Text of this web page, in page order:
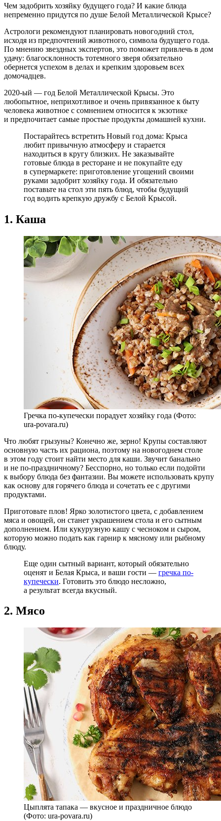
Чем задобрить хозяйку будущего года? И какие блюда
непременно придутся по душе Белой Металлической Крысе?
Астрологи рекомендуют планировать новогодний стол,
исходя из предпочтений животного, символа будущего года.
По мнению звездных экспертов, это поможет привлечь в дом
удачу: благосклонность тотемного зверя обязательно
обернется успехом в делах и крепким здоровьем всех
домочадцев.
2020-ый — год Белой Металлической Крысы. Это
любопытное, неприхотливое и очень привязанное к быту
человека животное с сомнением относится к экзотике
и предпочитает самые простые продукты домашней кухни.
Постарайтесь встретить Новый год дома: Крыса
любит привычную атмосферу и старается
находиться в кругу близких. Не заказывайте
готовые блюда в ресторане и не покупайте еду
в супермаркете: приготовление угощений своими
руками задобрит хозяйку года. И обязательно
поставьте на стол эти пять блюд, чтобы будущий
год водить крепкую дружбу с Белой Крысой.
1. Каша
Гречка по-купечески порадует хозяйку года (Фото:
ura-povara.ru)
Что любят грызуны? Конечно же, зерно! Крупы составляют
основную часть их рациона, поэтому на новогоднем столе
в этом году стоит найти место для каши. Звучит банально
и не по-праздничному? Бесспорно, но только если подойти
к выбору блюда без фантазии. Вы можете использовать крупу
как основу для горячего блюда и сочетать ее с другими
продуктами.
Приготовьте плов! Ярко золотистого цвета, с добавлением
мяса и овощей, он станет украшением стола и его сытным
дополнением. Или кукурузную кашу с чесноком и сыром,
которую можно подать как гарнир к мясному или рыбному
блюду.
Еще один сытный вариант, который обязательно
оценят и Белая Крыса, и ваши гости — гречка по-
купечески. Готовить это блюдо несложно,
а результат всегда вкусный.
2. Мясо
Цыплята тапака — вкусное и праздничное блюдо
(Фото: ura-povara.ru)